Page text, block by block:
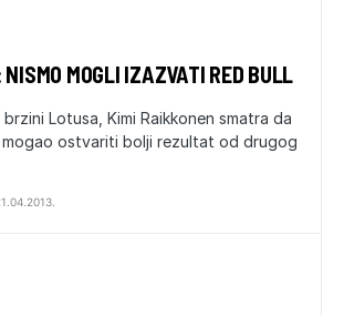
MOGLI IZAZVATI RED BULL
Lotusa, Kimi Raikkonen smatra da
mogao ostvariti bolji rezultat od drugog